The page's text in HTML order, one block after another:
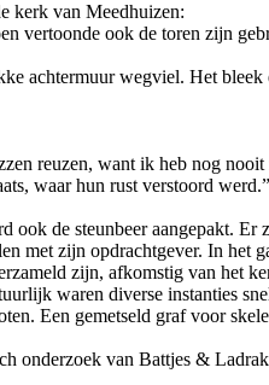
kerk van Meedhuizen:
vertoonde ook de toren zijn
achtermuur wegviel. Het
reuzen, want ik heb nog
waar hun rust verstoord werd.”
ook de steunbeer aangepakt.
met zijn opdrachtgever. In
zijn, afkomstig van het
waren diverse instanties
Een gemetseld graf voor
onderzoek van Battjes &